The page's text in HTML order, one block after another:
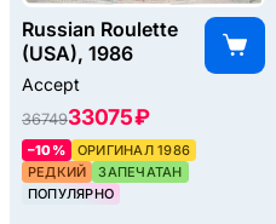
Russian Roulette
(USA), 1986
Accept
3674933075 ₽
–10%
ОРИГИНАЛ 1986
РЕДКИЙ
ЗАПЕЧАТАН
ПОПУЛЯРНО